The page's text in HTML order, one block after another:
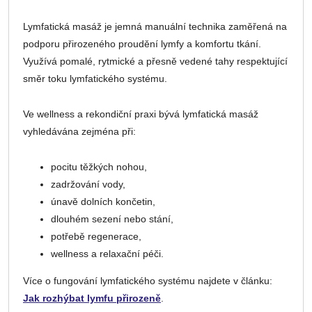
Lymfatická masáž je jemná manuální technika zaměřená na
podporu přirozeného proudění lymfy a komfortu tkání.
Využívá pomalé, rytmické a přesně vedené tahy respektující
směr toku lymfatického systému.
Ve wellness a rekondiční praxi bývá lymfatická masáž
vyhledávána zejména při:
pocitu těžkých nohou,
zadržování vody,
únavě dolních končetin,
dlouhém sezení nebo stání,
potřebě regenerace,
wellness a relaxační péči.
Více o fungování lymfatického systému najdete v článku:
Jak rozhýbat lymfu přirozeně